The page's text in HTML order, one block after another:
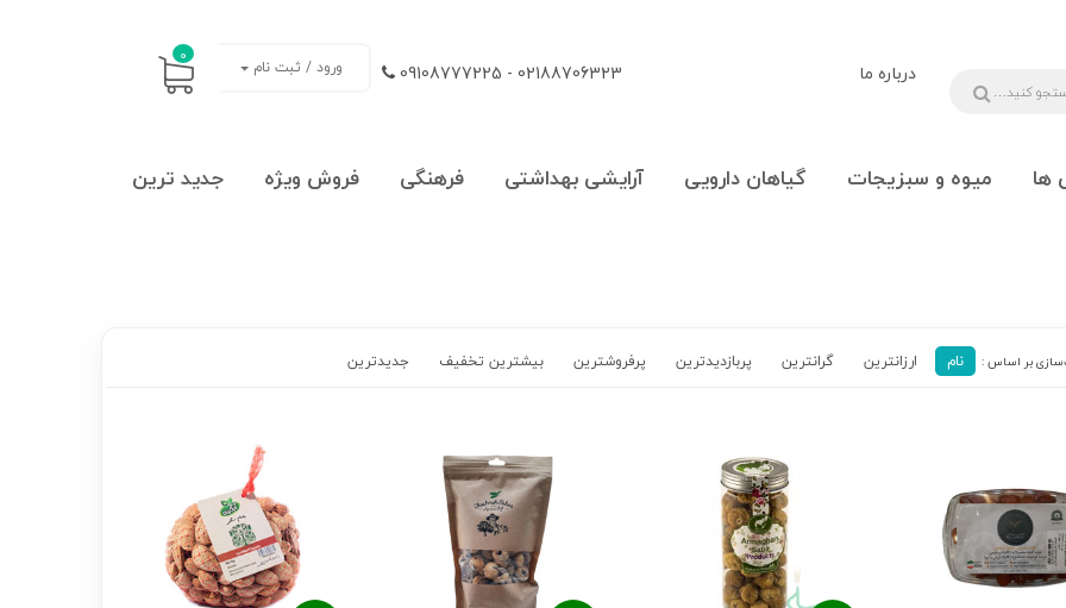
درباره ما 02188706323 - 09108777225 ورود / ثبت نام 0
ها میوه و سبزیجات گیاهان دارویی آرایشی بهداشتی فرهنگی فروش ویژه
جدید ترین
نام ارزانترین گرانترین پربازدیدترین‌ پرفروشترین بیشترین تخفیف جدیدترین